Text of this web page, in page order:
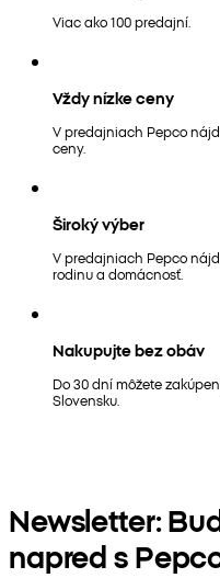
Viac ako 100 predajní.
Vždy nízke ceny
V predajniach Pepco
ceny.
Široký výber
V predajniach Pepco
rodinu a domácnosť.
Nakupujte bez obáv
Do 30 dní môžete
Slovensku.
Newsletter:
napred s